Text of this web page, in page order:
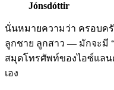
Jónsdóttir
นั่นหมายความว่า ครอบ
ลูกชาย ลูกสาว — มักจะมี
สมุดโทรศัพท์ของไอซ์แลน
เอง